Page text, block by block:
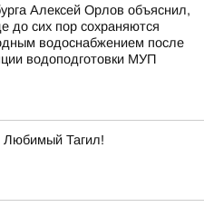
Алексей Орлов объяснил,
до сих пор сохраняются
водоснабжением после
водоподготовки МУП
Тагил!